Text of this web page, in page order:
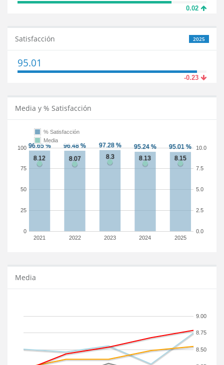
0.02
2025
Satisfacción
95.01
-0.23
Media y % Satisfacción
2021 2022 2023 2024 2025
0
25
50
75
100
0.0
2.5
5.0
7.5
10.0
% Satisfacción
Media
Media
8.50
8.75
9.00